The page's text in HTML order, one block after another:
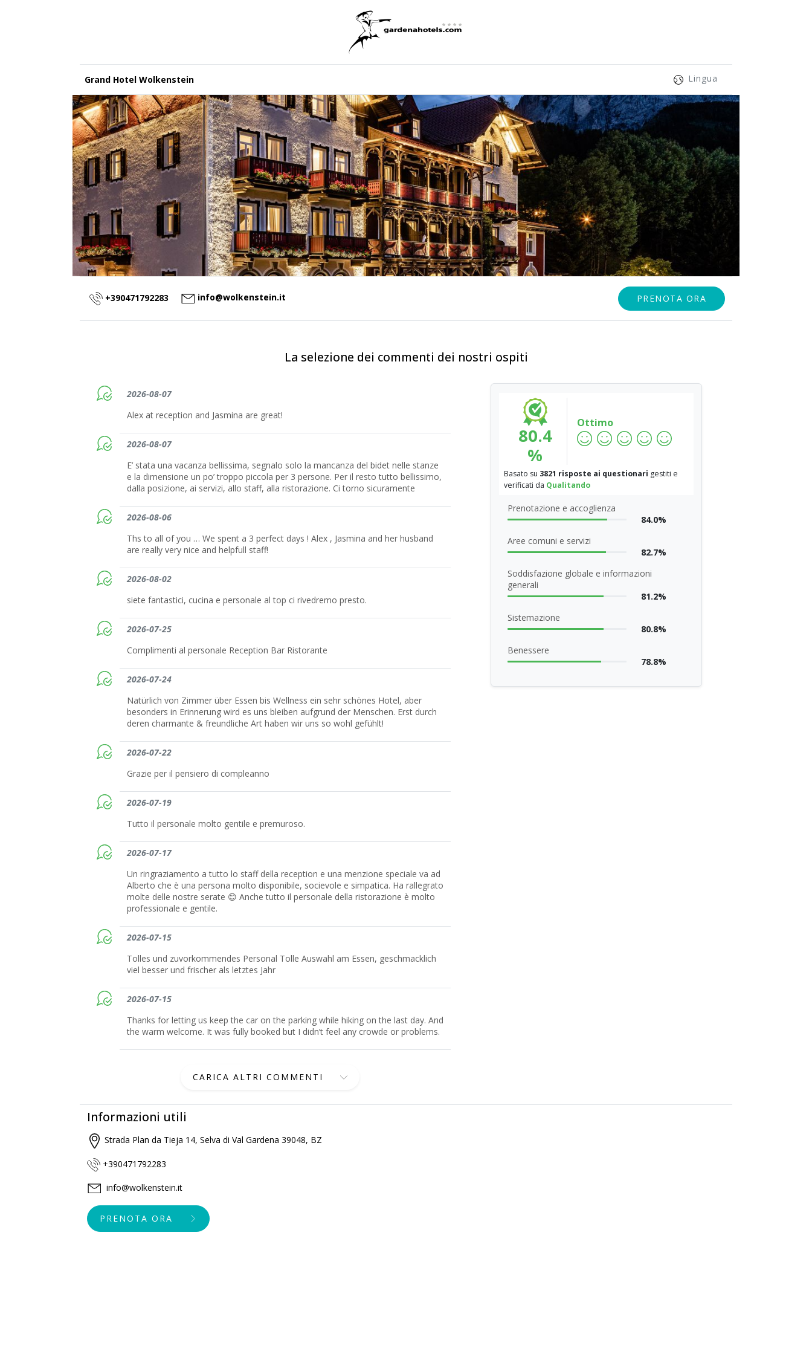
Grand Hotel Wolkenstein Lingua
+390471792283 info@wolkenstein.it PRENOTA ORA
La selezione dei commenti dei nostri ospiti
2026-08-07
Alex at reception and Jasmina are great!
2026-08-07
E’ stata una vacanza bellissima, segnalo solo la mancanza del bidet nelle stanze
e la dimensione un po’ troppo piccola per 3 persone. Per il resto tutto bellissimo,
dalla posizione, ai servizi, allo staff, alla ristorazione. Ci torno sicuramente
2026-08-06
Ths to all of you … We spent a 3 perfect days ! Alex , Jasmina and her husband
are really very nice and helpfull staff!
2026-08-02
siete fantastici, cucina e personale al top ci rivedremo presto.
2026-07-25
Complimenti al personale Reception Bar Ristorante
2026-07-24
Natürlich von Zimmer über Essen bis Wellness ein sehr schönes Hotel, aber
besonders in Erinnerung wird es uns bleiben aufgrund der Menschen. Erst durch
deren charmante & freundliche Art haben wir uns so wohl gefühlt!
2026-07-22
Grazie per il pensiero di compleanno
2026-07-19
Tutto il personale molto gentile e premuroso.
2026-07-17
Un ringraziamento a tutto lo staff della reception e una menzione speciale va ad
Alberto che è una persona molto disponibile, socievole e simpatica. Ha rallegrato
molte delle nostre serate 😊 Anche tutto il personale della ristorazione è molto
professionale e gentile.
2026-07-15
Tolles und zuvorkommendes Personal Tolle Auswahl am Essen, geschmacklich
viel besser und frischer als letztes Jahr
2026-07-15
Thanks for letting us keep the car on the parking while hiking on the last day. And
the warm welcome. It was fully booked but I didn’t feel any crowde or problems.
CARICA ALTRI COMMENTI
80.4
%
Ottimo
Basato su 3821 risposte ai questionari gestiti e
verificati da Qualitando
Prenotazione e accoglienza
84.0%
Aree comuni e servizi
82.7%
Soddisfazione globale e informazioni
generali
81.2%
Sistemazione
80.8%
Benessere
78.8%
Informazioni utili
Strada Plan da Tieja 14, Selva di Val Gardena 39048, BZ
+390471792283
info@wolkenstein.it
PRENOTA ORA